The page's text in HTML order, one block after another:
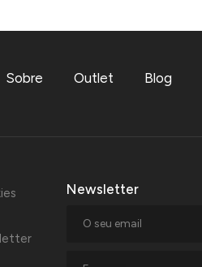
Sobre Outlet Blog
Newsletter